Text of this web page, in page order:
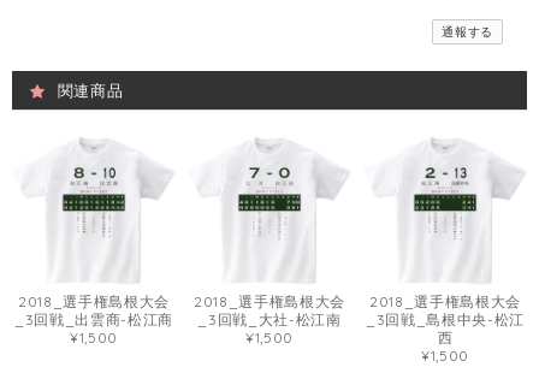
通報する
関連商品
2018_選手権島根大会
_3回戦_出雲商-松江商
¥1,500
2018_選手権島根大会
_3回戦_大社-松江南
¥1,500
2018_選手権島根大会
_3回戦_島根中央-松江
西
¥1,500